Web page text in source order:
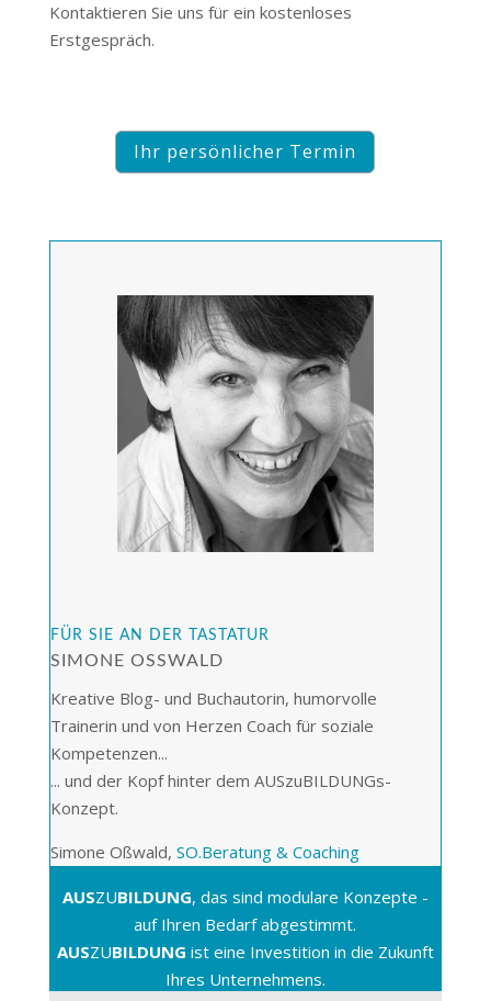
Kontaktieren Sie uns für ein kostenloses
Erstgespräch.
Ihr persönlicher Termin
FÜR SIE AN DER TASTATUR
SIMONE OSSWALD
Kreative Blog- und Buchautorin, humorvolle
Trainerin und von Herzen Coach für soziale
Kompetenzen...
... und der Kopf hinter dem AUSzuBILDUNGs-
Konzept.
Simone Oßwald, SO.Beratung & Coaching
AUSZUBILDUNG, das sind modulare Konzepte -
auf Ihren Bedarf abgestimmt.
AUSZUBILDUNG ist eine Investition in die Zukunft
Ihres Unternehmens.